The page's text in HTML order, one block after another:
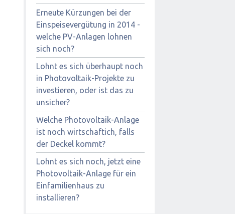
Erneute Kürzungen bei der
Einspeisevergütung in 2014 -
welche PV-Anlagen lohnen
sich noch?
Lohnt es sich überhaupt noch
in Photovoltaik-Projekte zu
investieren, oder ist das zu
unsicher?
Welche Photovoltaik-Anlage
ist noch wirtschaftich, falls
der Deckel kommt?
Lohnt es sich noch, jetzt eine
Photovoltaik-Anlage für ein
Einfamilienhaus zu
installieren?